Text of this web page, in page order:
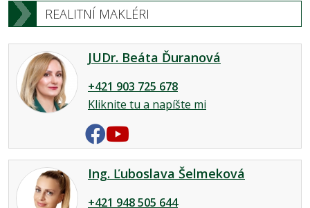
REALITNÍ MAKLÉRI
JUDr. Beáta Ďuranová
+421 903 725 678
Kliknite tu a napíšte mi
Ing. Ľuboslava Šelmeková
+421 948 505 644